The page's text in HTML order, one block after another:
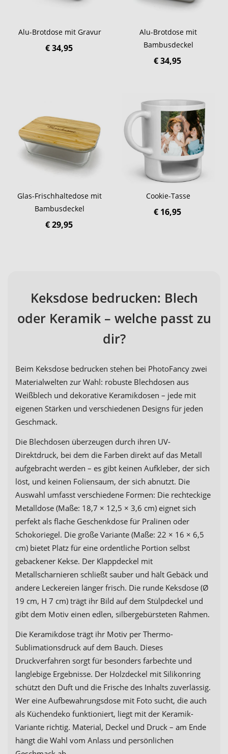
Alu-Brotdose mit Gravur
€ 34,95
Alu-Brotdose mit
Bambusdeckel
€ 34,95
Glas-Frischhaltedose mit
Bambusdeckel
€ 29,95
Cookie-Tasse
€ 16,95
Keksdose bedrucken: Blech
oder Keramik – welche passt zu
dir?
Beim Keksdose bedrucken stehen bei PhotoFancy zwei
Materialwelten zur Wahl: robuste Blechdosen aus
Weißblech und dekorative Keramikdosen – jede mit
eigenen Stärken und verschiedenen Designs für jeden
Geschmack.
Die Blechdosen überzeugen durch ihren UV-
Direktdruck, bei dem die Farben direkt auf das Metall
aufgebracht werden – es gibt keinen Aufkleber, der sich
löst, und keinen Foliensaum, der sich abnutzt. Die
Auswahl umfasst verschiedene Formen: Die rechteckige
Metalldose (Maße: 18,7 × 12,5 × 3,6 cm) eignet sich
perfekt als flache Geschenkdose für Pralinen oder
Schokoriegel. Die große Variante (Maße: 22 × 16 × 6,5
cm) bietet Platz für eine ordentliche Portion selbst
gebackener Kekse. Der Klappdeckel mit
Metallscharnieren schließt sauber und hält Gebäck und
andere Leckereien länger frisch. Die runde Keksdose (Ø
19 cm, H 7 cm) trägt ihr Bild auf dem Stülpdeckel und
gibt dem Motiv einen edlen, silbergebürsteten Rahmen.
Die Keramikdose trägt ihr Motiv per Thermo-
Sublimationsdruck auf dem Bauch. Dieses
Druckverfahren sorgt für besonders farbechte und
langlebige Ergebnisse. Der Holzdeckel mit Silikonring
schützt den Duft und die Frische des Inhalts zuverlässig.
Wer eine Aufbewahrungsdose mit Foto sucht, die auch
als Küchendeko funktioniert, liegt mit der Keramik-
Variante richtig. Material, Deckel und Druck – am Ende
hängt die Wahl vom Anlass und persönlichen